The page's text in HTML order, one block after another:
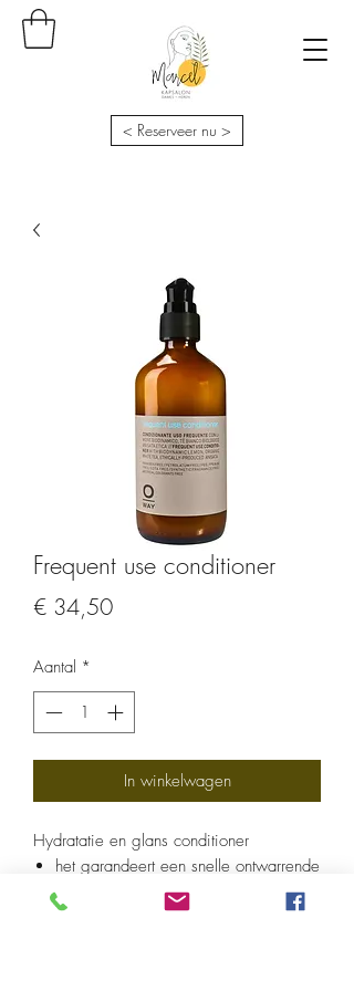
< Reserveer nu >
Frequent use conditioner
€ 34,50Prijs
Aantal *
In winkelwagen
Hydratatie en glans conditioner
het garandeert een snelle ontwarrende
werking
het voedt en versterkt zonder het haar